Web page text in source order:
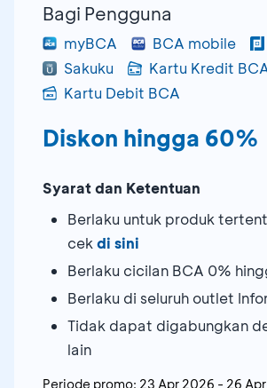
Bagi Pengguna
myBCA BCA mobile
Sakuku
Kartu Kredit
Kartu Debit BCA
Diskon hingga 60%
Syarat dan Ketentuan
Berlaku untuk produk
cek di sini
Berlaku cicilan BCA 0%
Berlaku di seluruh outlet
Tidak dapat digabungkan
lain
Periode promo: 23 Apr 2026 - 26